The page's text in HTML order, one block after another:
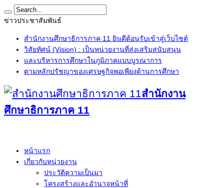
ข่าวประชาสัมพันธ์
สำนักงานศึกษาธิการภาค 11 ยินดีต้อนรับเข้าสู่เว็บไซต์
วิสัยทัศน์ (Vision) : เป็นหน่วยงานที่ส่งเสริมสนับสนุน
และบริหารการศึกษาในภูมิภาคแบบบูรณาการ
ตามหลักปรัชญาของเศรษฐกิจพอเพียงด้านการศึกษา
สำนักงาน
ศึกษาธิการภาค 11
หน้าแรก
เกี่ยวกับหน่วยงาน
ประวัติความเป็นมา
โครงสร้างและอำนาจหน้าที่